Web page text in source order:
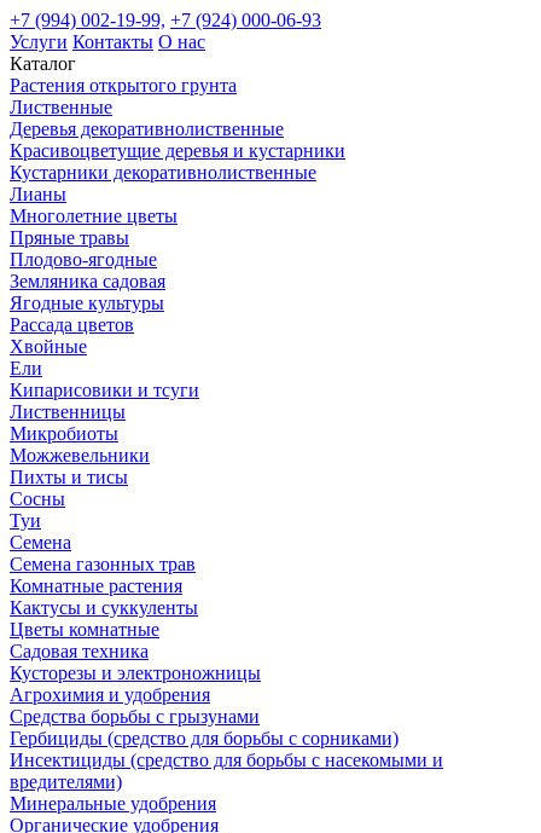
+7 (994) 002-19-99, +7 (924) 000-06-93
Услуги Контакты О нас
Каталог
Растения открытого грунта
Лиственные
Деревья декоративнолиственные
Красивоцветущие деревья и кустарники
Кустарники декоративнолиственные
Лианы
Многолетние цветы
Пряные травы
Плодово-ягодные
Земляника садовая
Ягодные культуры
Рассада цветов
Хвойные
Ели
Кипарисовики и тсуги
Лиственницы
Микробиоты
Можжевельники
Пихты и тисы
Сосны
Туи
Семена
Семена газонных трав
Комнатные растения
Кактусы и суккуленты
Цветы комнатные
Садовая техника
Кусторезы и электроножницы
Агрохимия и удобрения
Средства борьбы с грызунами
Гербициды (средство для борьбы с сорниками)
Инсектициды (средство для борьбы с насекомыми и
вредителями)
Минеральные удобрения
Органические удобрения